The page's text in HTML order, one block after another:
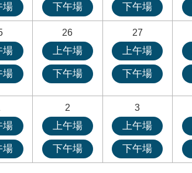
場 下午場 下午場
場
場
26
上午場
下午場
27
上午場
下午場
場
場
2
上午場
下午場
3
上午場
下午場